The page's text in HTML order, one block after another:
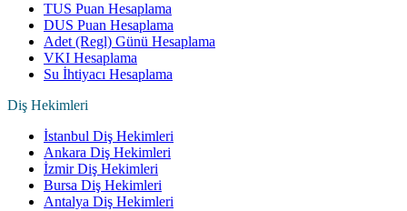
TUS Puan Hesaplama
DUS Puan Hesaplama
Adet (Regl) Günü Hesaplama
VKI Hesaplama
Su İhtiyacı Hesaplama
Diş Hekimleri
İstanbul Diş Hekimleri
Ankara Diş Hekimleri
İzmir Diş Hekimleri
Bursa Diş Hekimleri
Antalya Diş Hekimleri